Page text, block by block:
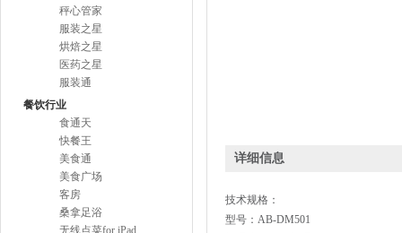
秤心管家
服装之星
烘焙之星
医药之星
服装通
餐饮行业
食通天
快餐王
美食通
美食广场
客房
桑拿足浴
无线点菜for iPad
详细信息
技术规格：
型号： AB-DM501